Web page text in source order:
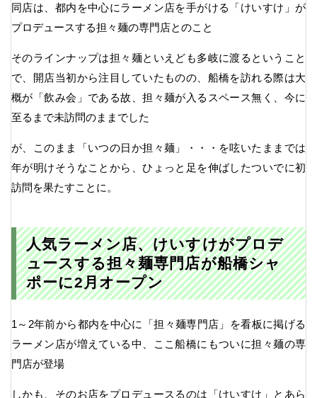
同店は、都内を中心にラーメン店を手がける「けいすけ」が
プロデュースする担々麺の専門店とのこと
そのラインナップは担々麺といえども多岐に渡るということ
で、開店当初から注目していたものの、船橋を訪れる際は大
概が「飲み会」である故、担々麺が入るスペース無く、今に
至るまで未訪問のままでした
が、このまま「いつの日か担々麺」・・・を呟いたままでは
年が明けそうなことから、ひょっと足を伸ばしたついでに初
訪問を果たすことに。
人気ラーメン店、けいすけがプロデ
ュースする担々麺専門店が船橋シャ
ポーに2月オープン
1～2年前から都内を中心に「担々麺専門店」を看板に掲げる
ラーメン店が増えている中、ここ船橋にもついに担々麺の専
門店が登場
しかも、そのお店をプロデュースるのは「けいすけ」とあら